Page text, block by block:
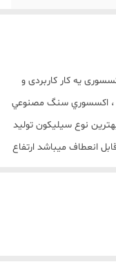
يه کار کاربردی و
، اکسسوري سنگ مصنوعي
نوع سيليکون توليد
انعطاف ميباشد ارتفاع